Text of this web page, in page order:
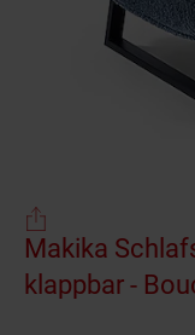
Makika
klappbar -